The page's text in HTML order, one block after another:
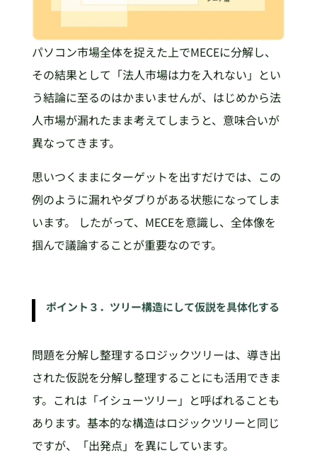
パソコン市場全体を捉えた上でMECEに分解し、
その結果として「法人市場は力を入れない」とい
う結論に至るのはかまいませんが、はじめから法
人市場が漏れたまま考えてしまうと、意味合いが
異なってきます。
思いつくままにターゲットを出すだけでは、この
例のように漏れやダブりがある状態になってしま
います。 したがって、MECEを意識し、全体像を
掴んで議論することが重要なのです。
ポイント３．ツリー構造にして仮説を具体化する
問題を分解し整理するロジックツリーは、導き出
された仮説を分解し整理することにも活用できま
す。これは「イシューツリー」と呼ばれることも
あります。基本的な構造はロジックツリーと同じ
ですが、「出発点」を異にしています。